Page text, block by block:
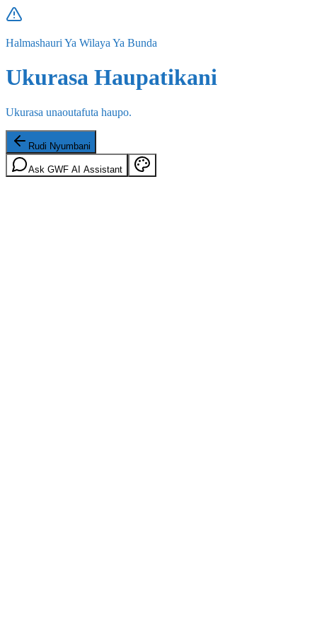
Halmashauri Ya Wilaya Ya Bunda
Ukurasa Haupatikani
Ukurasa unaoutafuta haupo.
Rudi Nyumbani
Ask GWF AI Assistant